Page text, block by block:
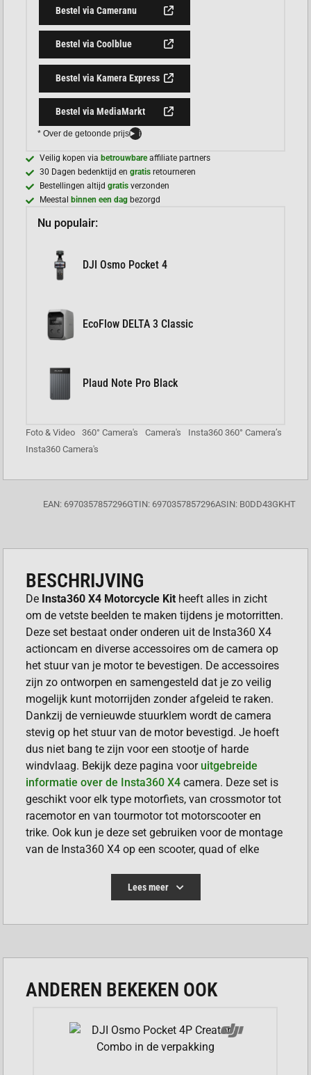
Bestel via Cameranu
Bestel via Coolblue
Bestel via Kamera Express
Bestel via MediaMarkt
* Over de getoonde prijs i
Veilig kopen via betrouwbareaffiliate partners
30 Dagen bedenktijd engratis retourneren
Bestellingen altijdgratisverzonden
Meestal
binnen een dag bezorgd
Nu populair:
DJI Osmo Pocket 4
EcoFlow DELTA 3 Classic
Plaud Note Pro Black
Foto & Video 360° Camera's Camera's
Insta360 360° Camera’s
Insta360 Camera's
EAN: 6970357857296GTIN: 6970357857296ASIN: B0DD43GKHT
BESCHRIJVING
De Insta360 X4 Motorcycle Kit heeft alles in zicht
om de vetste beelden te maken tijdens je motorritten.
Deze set bestaat onder onderen uit de Insta360 X4
actioncam en diverse accessoires om de camera op
het stuur van je motor te bevestigen. De accessoires
zijn zo ontworpen en samengesteld dat je zo veilig
mogelijk kunt motorrijden zonder afgeleid te raken.
Dankzij de vernieuwde stuurklem wordt de camera
stevig op het stuur van de motor bevestigd. Je hoeft
dus niet bang te zijn voor een stootje of harde
windvlaag. Bekijk deze pagina voor uitgebreide
informatie over de Insta360 X4 camera. Deze set is
geschikt voor elk type motorfiets, van crossmotor tot
racemotor en van tourmotor tot motorscooter en
trike. Ook kun je deze set gebruiken voor de montage
van de Insta360 X4 op een scooter, quad of elke
INSTA360 X4 MOTORCYCLE KIT
Lees meer
ANDEREN BEKEKEN OOK